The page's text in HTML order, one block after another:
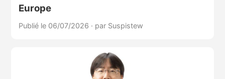
Europe
Publié le 06/07/2026 · par Suspistew